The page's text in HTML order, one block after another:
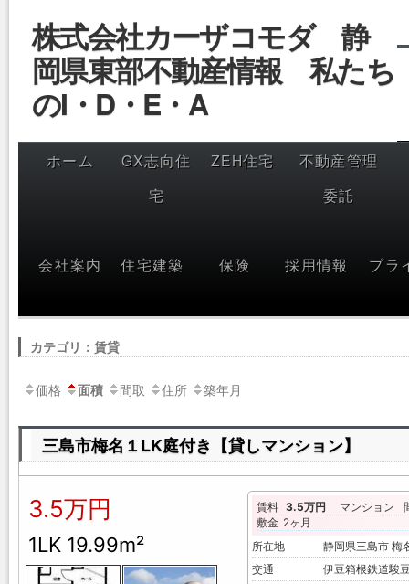
ッ
株式会社カーザコモダ 静
岡県東部不動産情報 私たち
のI・D・E・A
ホーム
GX志向住
宅
ZEH住宅
不動産管理
委託
会社案内 住宅建築 保険 採用情報 プラ
カテゴリ：賃貸
価格 面積 間取 住所 築年月
三島市梅名１LK庭付き【貸しマンション】
3.5万円
1LK 19.99m²
賃料 3.5万円 マンション
敷金 2ヶ月
所在地
静岡県三島市
交通
伊豆箱根鉄道駿